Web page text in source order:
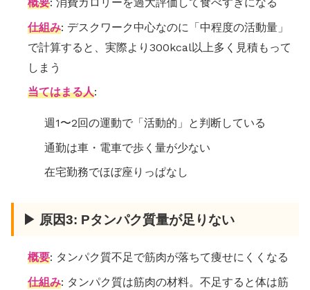
概要: 消費カロリーを過大評価して食べすぎになる
仕組み: デスクワーク中心なのに「中程度の活動量」
で計算すると、実際より300kcal以上多く見積もって
しまう
当てはまる人:
週1〜2回の運動で「活動的」と判断している
通勤は車・電車で歩く量が少ない
在宅勤務でほぼ座りっぱなし
▶ 原因3: Pタンパク質量が足りない
概要: タンパク質不足で筋肉が落ちて痩せにくくなる
仕組み: タンパク質は筋肉の材料。不足すると体は筋